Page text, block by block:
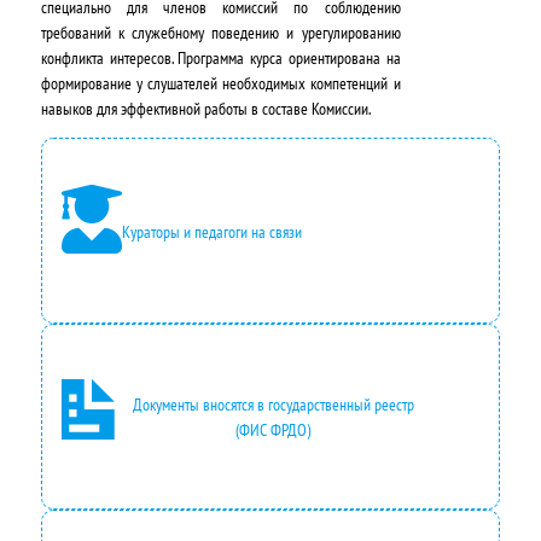
ь
н
а
я
ц
е
н
а
с
о
с
т
а
:
4
0
0
₽
специально для членов комиссий по соблюдению
требований к служебному поведению и урегулированию
конфликта интересов. Программа курса ориентирована на
формирование у слушателей необходимых компетенций и
навыков для эффективной работы в составе Комиссии.
Кураторы и педагоги на связи
Документы вносятся в государственный реестр
(ФИС ФРДО)